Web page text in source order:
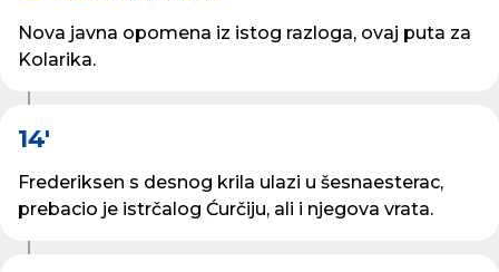
Nova javna opomena iz istog razloga, ovaj puta za
Kolarika.
14'
Frederiksen s desnog krila ulazi u šesnaesterac,
prebacio je istrčalog Ćurčiju, ali i njegova vrata.